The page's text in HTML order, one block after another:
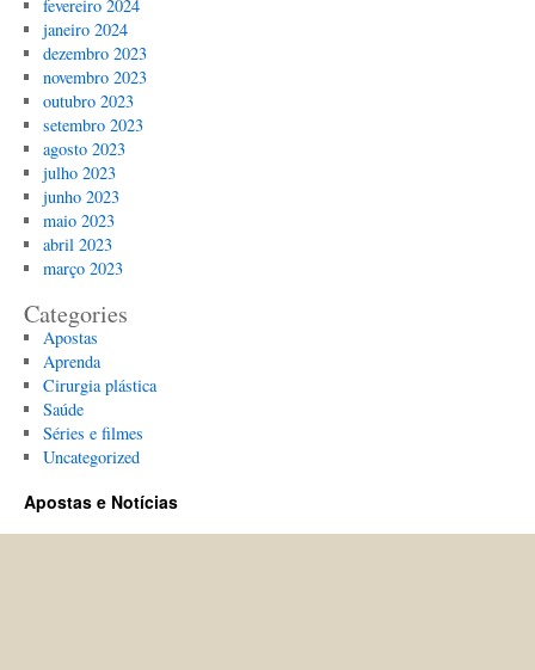
fevereiro 2024
janeiro 2024
dezembro 2023
novembro 2023
outubro 2023
setembro 2023
agosto 2023
julho 2023
junho 2023
maio 2023
abril 2023
março 2023
Categories
Apostas
Aprenda
Cirurgia plástica
Saúde
Séries e filmes
Uncategorized
Apostas e Notícias